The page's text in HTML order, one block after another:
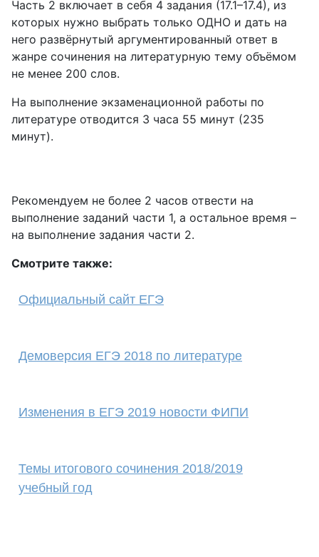
Часть 2 включает в себя 4 задания (17.1–17.4), из
которых нужно выбрать только ОДНО и дать на
него развёрнутый аргументированный ответ в
жанре сочинения на литературную тему объёмом
не менее 200 слов.
На выполнение экзаменационной работы по
литературе отводится 3 часа 55 минут (235
минут).
Рекомендуем не более 2 часов отвести на
выполнение заданий части 1, а остальное время –
на выполнение задания части 2.
Смотрите также:
Официальный сайт ЕГЭ
Демоверсия ЕГЭ 2018 по литературе
Изменения в ЕГЭ 2019 новости ФИПИ
Темы итогового сочинения 2018/2019
учебный год